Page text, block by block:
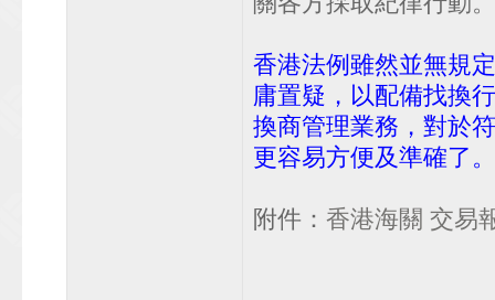
香港法例雖然並無規
庸置疑，以配備找換
換商管理業務，對於
更容易方便及準確了。
附件： 香港海關 交易